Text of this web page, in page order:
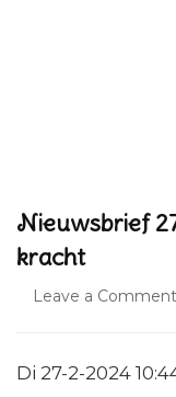
Nieuwsbrief
kracht
Leave a Comment
Di 27-2-2024